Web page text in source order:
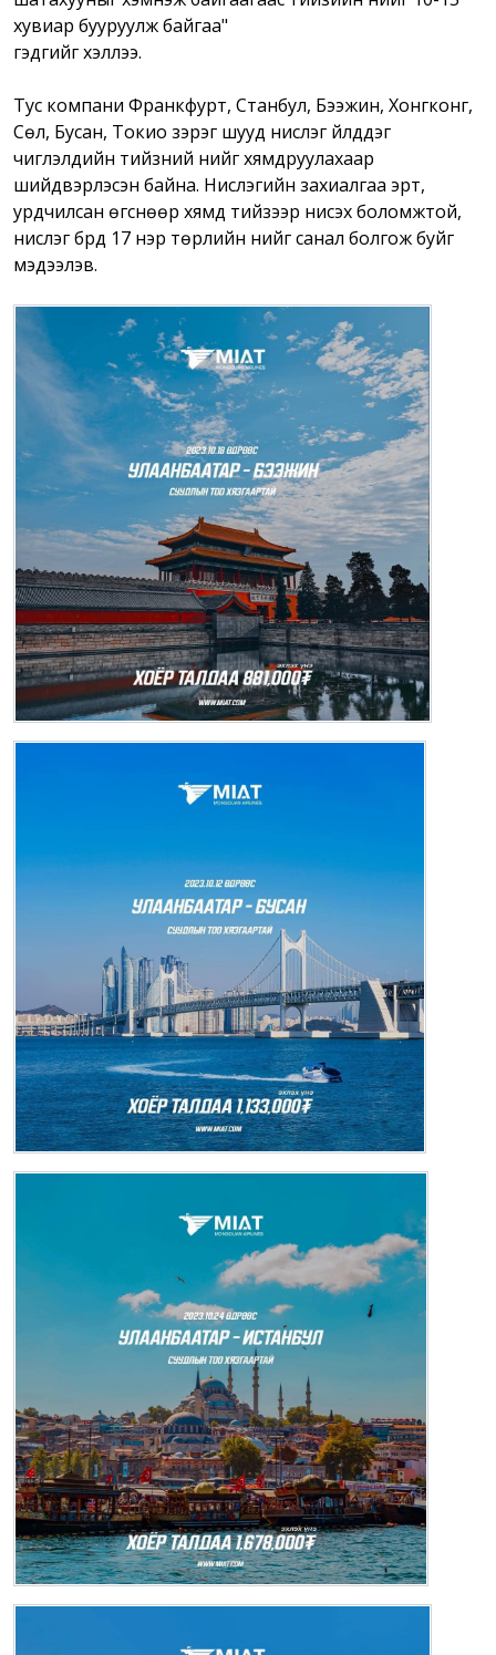
хувиар бууруулж байгаа"
гэдгийг хэллээ.
Тус компани Франкфурт, Станбул, Бээжин, Хонгконг,
Сөүл, Бусан, Токио зэрэг шууд нислэг үйлддэг
чиглэлүүдийн тийзний үнийг хямдруулахаар
шийдвэрлэсэн байна. Нислэгийн захиалгаа эрт,
урдчилсан өгснөөр хямд тийзээр нисэх боломжтой,
нислэг бүрд 17 нэр төрлийн үнийг санал болгож буйг
мэдээлэв.